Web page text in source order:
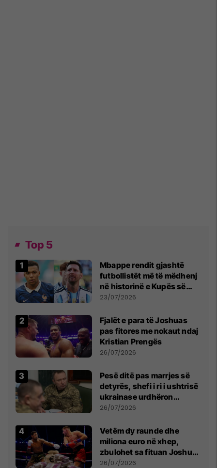
Top 5
Mbappe rendit gjashtë
futbollistët më të mëdhenj
në historinë e Kupës së
Botës, Messi mbetet i dyti
23/07/2026
Fjalët e para të Joshuas
pas fitores me nokaut ndaj
Kristian Prengës
26/07/2026
Pesë ditë pas marrjes së
detyrës, shefi i ri i ushtrisë
ukrainase urdhëron
kontroll të madh
26/07/2026
Vetëm dy raunde dhe
miliona euro në xhep,
zbulohet sa fituan Joshua
e Prenga
26/07/2026